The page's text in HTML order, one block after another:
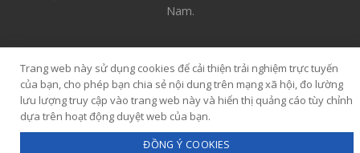
Nam.
Trang web này sử dụng cookies để cải thiện trải nghiệm trực tuyến
của bạn, cho phép bạn chia sẻ nội dung trên mạng xã hội, đo lường
lưu lượng truy cập vào trang web này và hiển thị quảng cáo tùy chỉnh
dựa trên hoạt động duyệt web của bạn.
ĐỒNG Ý COOKIES